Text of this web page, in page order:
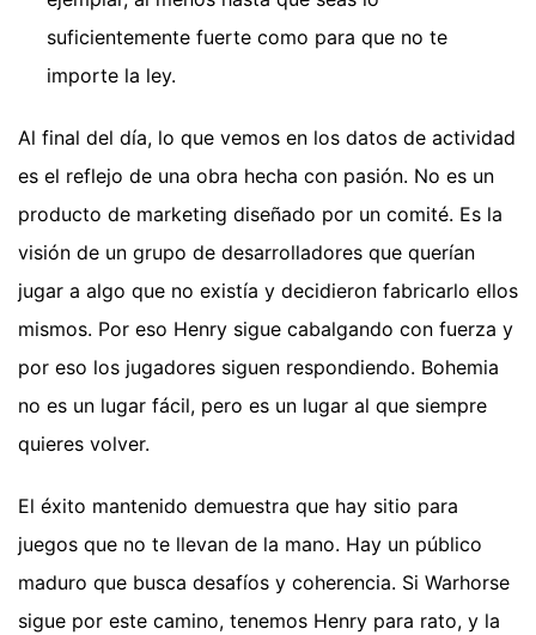
suficientemente fuerte como para que no te
importe la ley.
Al final del día, lo que vemos en los datos de actividad
es el reflejo de una obra hecha con pasión. No es un
producto de marketing diseñado por un comité. Es la
visión de un grupo de desarrolladores que querían
jugar a algo que no existía y decidieron fabricarlo ellos
mismos. Por eso Henry sigue cabalgando con fuerza y
por eso los jugadores siguen respondiendo. Bohemia
no es un lugar fácil, pero es un lugar al que siempre
quieres volver.
El éxito mantenido demuestra que hay sitio para
juegos que no te llevan de la mano. Hay un público
maduro que busca desafíos y coherencia. Si Warhorse
sigue por este camino, tenemos Henry para rato, y la